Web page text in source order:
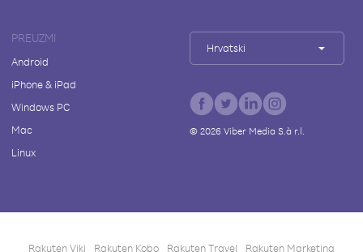
PREUZMI
Android
iPhone & iPad
Windows PC
Mac
Linux
Hrvatski
© 2026Viber Media S.à r.l.
Rakuten Viki Rakuten Kobo Rakuten Travel Rakuten Marketing